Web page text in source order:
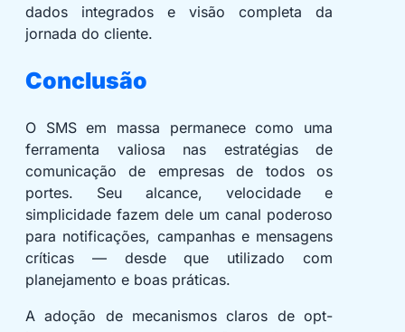
dados integrados e visão completa da
jornada do cliente.
Conclusão
O SMS em massa permanece como uma
ferramenta valiosa nas estratégias de
comunicação de empresas de todos os
portes. Seu alcance, velocidade e
simplicidade fazem dele um canal poderoso
para notificações, campanhas e mensagens
críticas — desde que utilizado com
planejamento e boas práticas.
A adoção de mecanismos claros de opt-